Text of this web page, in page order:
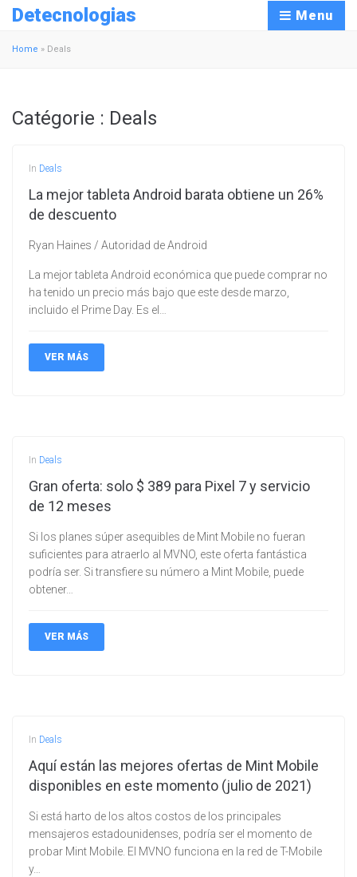
Detecnologias Menu
Home » Deals
Catégorie : Deals
In Deals
La mejor tableta Android barata obtiene un 26%
de descuento
Ryan Haines / Autoridad de Android
La mejor tableta Android económica que puede comprar no
ha tenido un precio más bajo que este desde marzo,
incluido el Prime Day. Es el…
VER MÁS
In Deals
Gran oferta: solo $ 389 para Pixel 7 y servicio
de 12 meses
Si los planes súper asequibles de Mint Mobile no fueran
suficientes para atraerlo al MVNO, este oferta fantástica
podría ser. Si transfiere su número a Mint Mobile, puede
obtener…
VER MÁS
In Deals
Aquí están las mejores ofertas de Mint Mobile
disponibles en este momento (julio de 2021)
Si está harto de los altos costos de los principales
mensajeros estadounidenses, podría ser el momento de
probar Mint Mobile. El MVNO funciona en la red de T-Mobile
y…